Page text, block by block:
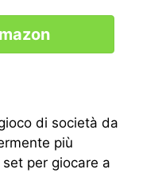
di società da
più
per giocare a